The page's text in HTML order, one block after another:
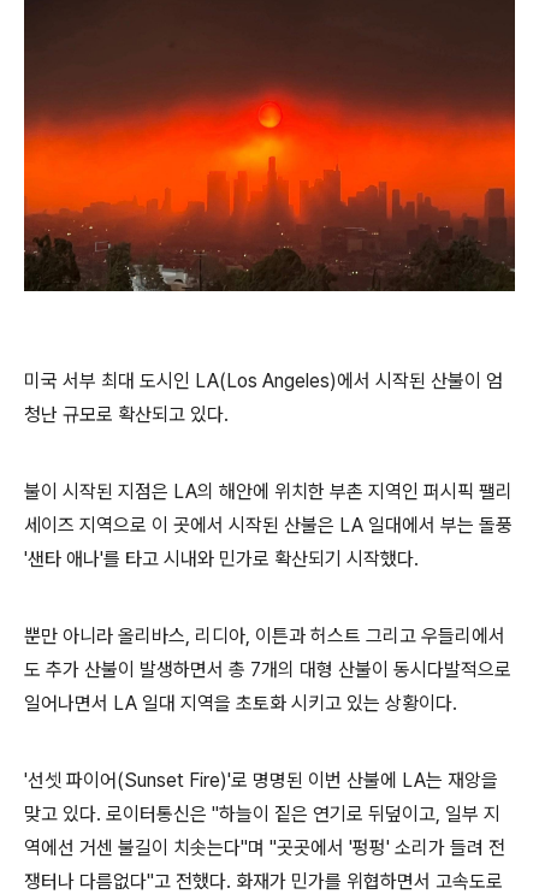
미국 서부 최대 도시인 LA(Los Angeles)에서 시작된 산불이 엄
청난 규모로 확산되고 있다.
불이 시작된 지점은 LA의 해안에 위치한 부촌 지역인 퍼시픽 팰리
세이즈 지역으로 이 곳에서 시작된 산불은 LA 일대에서 부는 돌풍
'샌타 애나'를 타고 시내와 민가로 확산되기 시작했다.
뿐만 아니라 올리바스, 리디아, 이튼과 허스트 그리고 우들리에서
도 추가 산불이 발생하면서 총 7개의 대형 산불이 동시다발적으로
일어나면서 LA 일대 지역을 초토화 시키고 있는 상황이다.
'선셋 파이어(Sunset Fire)'로 명명된 이번 산불에 LA는 재앙을
맞고 있다. 로이터통신은 "하늘이 짙은 연기로 뒤덮이고, 일부 지
역에선 거센 불길이 치솟는다"며 "곳곳에서 '펑펑' 소리가 들려 전
쟁터나 다름없다"고 전했다. 화재가 민가를 위협하면서 고속도로